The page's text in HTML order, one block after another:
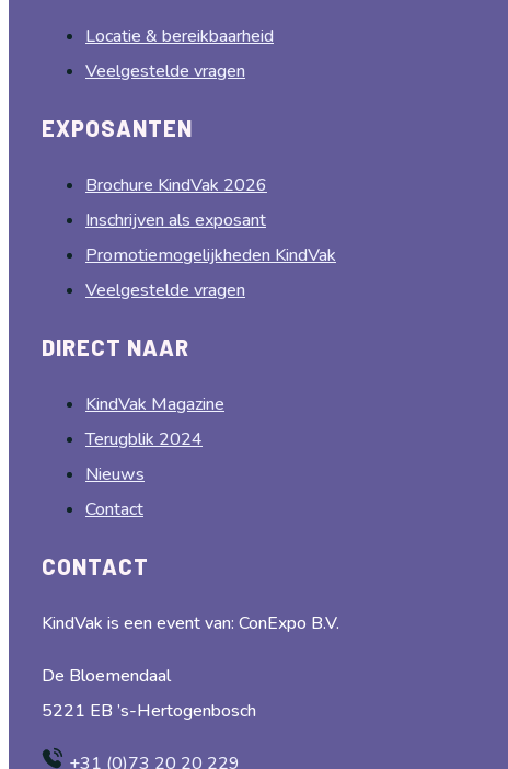
Locatie & bereikbaarheid
Veelgestelde vragen
EXPOSANTEN
Brochure KindVak 2026
Inschrijven als exposant
Promotiemogelijkheden KindVak
Veelgestelde vragen
DIRECT NAAR
KindVak Magazine
Terugblik 2024
Nieuws
Contact
CONTACT
KindVak is een event van: ConExpo B.V.
De Bloemendaal
5221 EB ’s-Hertogenbosch
+31 (0)73 20 20 229